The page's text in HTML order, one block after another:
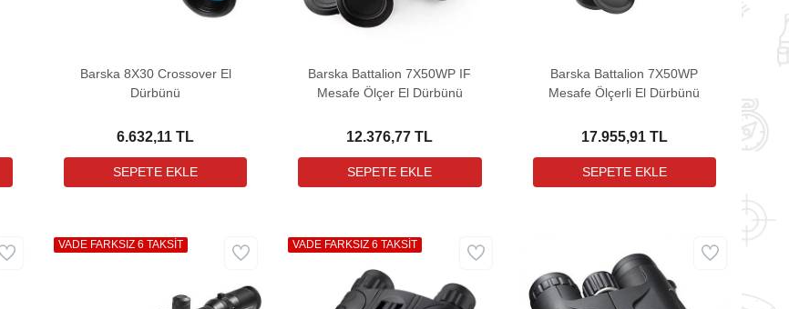
Barska 8X30 Crossover El
Dürbünü
6.632,11 TL
Barska Battalion 7X50WP IF
Mesafe Ölçer El Dürbünü
12.376,77 TL
Barska Battalion 7X50WP
Mesafe Ölçerli El Dürbünü
17.955,91 TL
VADE FARKSIZ 6 TAKSİT VADE FARKSIZ 6 TAKSİT